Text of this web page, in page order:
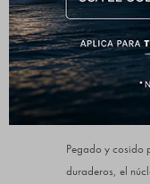
Neopreno súper
exterior duradera
velcro. Factor de
Pegado y cosido
duraderos, el